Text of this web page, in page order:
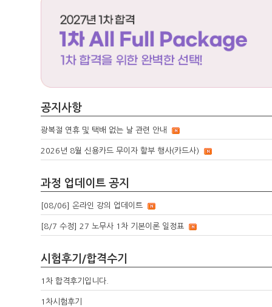
공지사항
광복절 연휴 및 택배 없는 날 관련 안내
2026년 8월 신용카드 무이자 할부 행사(카드사)
과정 업데이트 공지
[08/06] 온라인 강의 업데이트
[8/7 수정] 27 노무사 1차 기본이론 일정표
시험후기/합격수기
1차 합격후기입니다.
1차시험후기